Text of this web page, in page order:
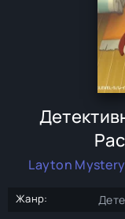
Layton
Жанр: